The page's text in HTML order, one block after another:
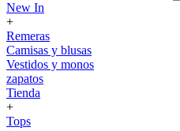
New In
+
Remeras
Camisas y blusas
Vestidos y monos
zapatos
Tienda
+
Tops